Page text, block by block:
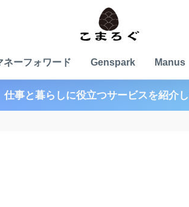
ネーフォワード Genspark Manus
事と暮らしに役立つサービスを紹介